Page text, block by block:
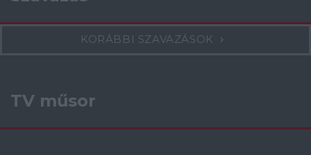
KORÁBBI SZAVAZÁSOK
TV műsor